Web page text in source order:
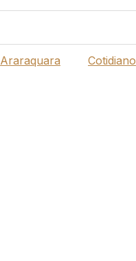
Araraquara Cotidiano